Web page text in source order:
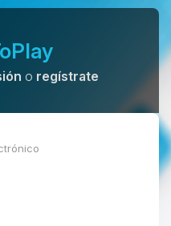
o regístrate